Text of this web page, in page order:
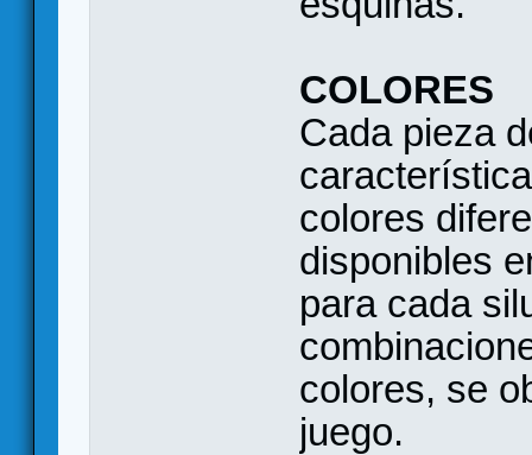
COLORES
Cada pieza
colores
disponibles
para cada
colores, se
juego.